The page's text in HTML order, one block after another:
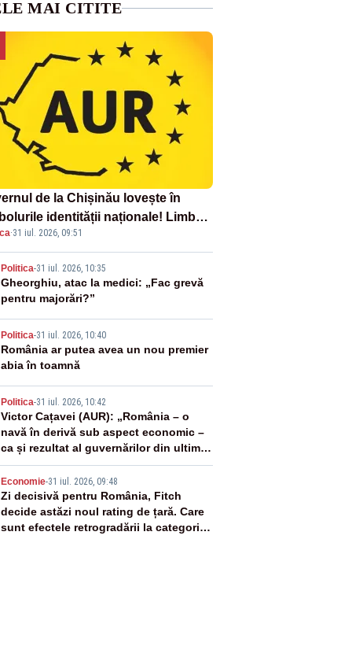
MAI CITITE
de la Chișinău lovește în
identității naționale! Limba
nu se economisește! Limba
se sărbătorește!
·31 iul. 2026, 09:51
Politica-31 iul. 2026, 10:35
Gheorghiu, atac la medici: „Fac grevă
pentru majorări?”
Politica-31 iul. 2026, 10:40
România ar putea avea un nou premier
abia în toamnă
Politica-31 iul. 2026, 10:42
Victor Cațavei (AUR): „România – o
navă în derivă sub aspect economic –
ca și rezultat al guvernărilor din ultimii
36 de ani”
Economie-31 iul. 2026, 09:48
Zi decisivă pentru România, Fitch
decide astăzi noul rating de țară. Care
sunt efectele retrogradării la categoria